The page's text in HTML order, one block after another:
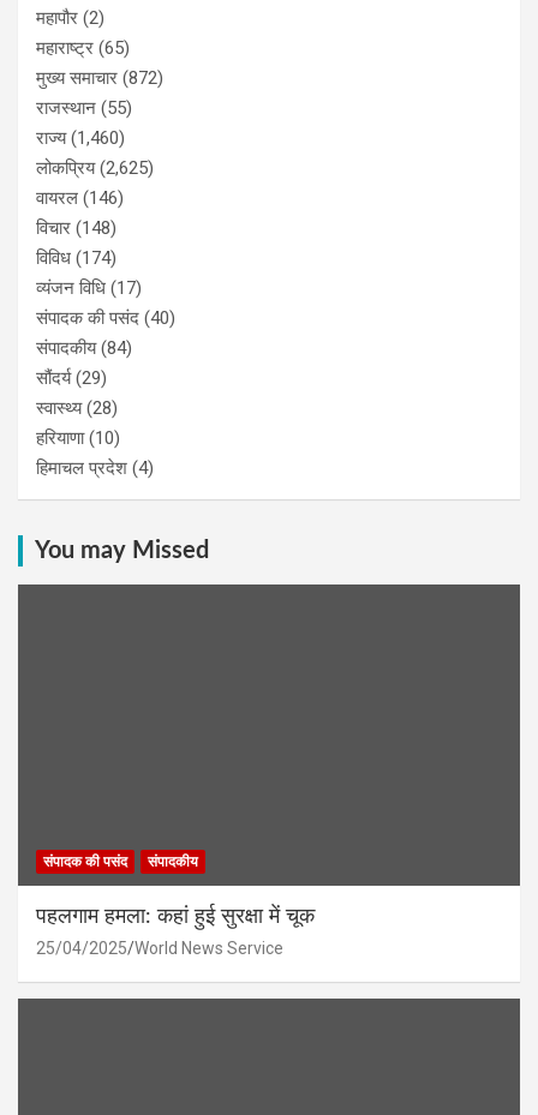
महापौर (2)
महाराष्ट्र (65)
मुख्य समाचार (872)
राजस्थान (55)
राज्य(1,460)
लोकप्रिय(2,625)
वायरल (146)
विचार (148)
विविध (174)
व्यंजन विधि (17)
संपादक की पसंद (40)
संपादकीय(84)
सौंदर्य(29)
स्वास्थ्य(28)
हरियाणा(10)
हिमाचल प्रदेश (4)
You may Missed
संपादक की पसंद संपादकीय
पहलगाम हमला: कहां हुई सुरक्षा में चूक
25/04/2025 World News Service